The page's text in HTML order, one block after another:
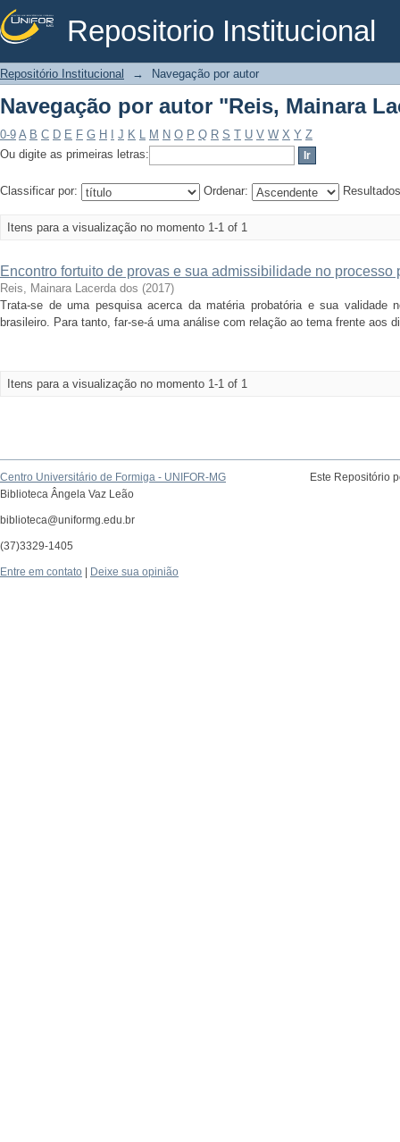
Repositorio Institucional
Navegação por autor "Reis, Mainara
Repositório Institucional → Navegação por autor
Navegação por autor "Reis, Mainara
0-9 A B C D E F G H J K L M N O P Q R S T U V W X Y Z
Ou digite as primeiras letras:
Classificar por: Ordenar:
Itens para a visualização no momento 1-1 of 1
Encontro fortuito de provas e sua admissibilidade no processo
Reis, Mainara Lacerda dos (2017)
Trata-se de uma pesquisa acerca da matéria probatória e sua validade
brasileiro. Para tanto, far-se-á uma análise com relação ao tema frente aos
Itens para a visualização no momento 1-1 of 1
Centro Universitário de Formiga - UNIFOR-MG
Biblioteca Ângela Vaz Leão
biblioteca@uniformg.edu.br
(37)3329-1405
Este Repositório
Entre em contato Deixe sua opinião